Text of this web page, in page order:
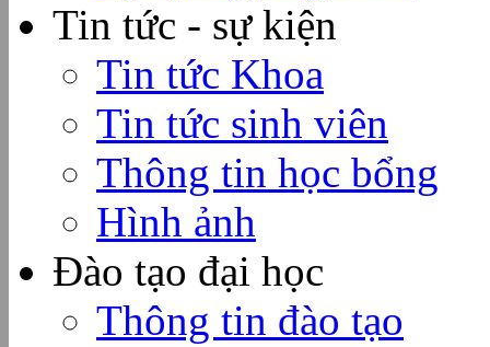
Tin tức - sự kiện
Tin tức Khoa
Tin tức sinh viên
Thông tin học bổng
Hình ảnh
Đào tạo đại học
Thông tin đào tạo